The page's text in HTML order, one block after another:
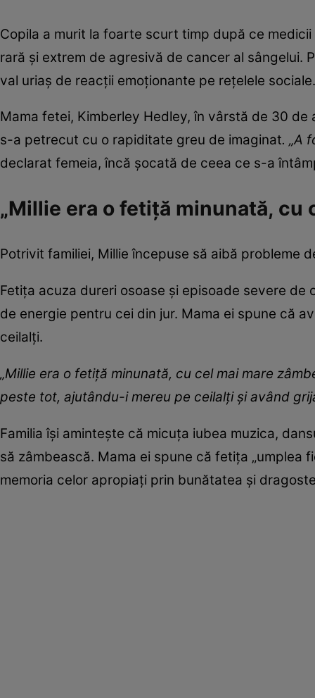
Copila a murit la foarte scurt timp după ce
rară și extrem de agresivă de cancer al
val uriaș de reacții emoționante pe rețelele sociale.
Mama fetei, Kimberley Hedley, în vârstă de 30
s-a petrecut cu o rapiditate greu de imaginat. „A
declarat femeia, încă șocată de ceea ce s-a
„Millie era o fetiță minunată, cu
Potrivit familiei, Millie începuse să aibă probleme
Fetița acuza dureri osoase și episoade severe
de energie pentru cei din jur. Mama ei spune că
ceilalți.
„Millie era o fetiță minunată, cu cel mai mare
peste tot, ajutându-i mereu pe ceilalți și având
Familia își amintește că micuța iubea muzica,
să zâmbească. Mama ei spune că fetița „umplea
memoria celor apropiați prin bunătatea și